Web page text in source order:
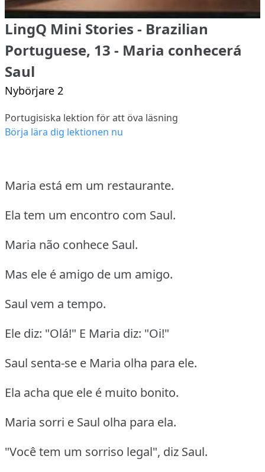
LingQ Mini Stories - Brazilian
Portuguese, 13 - Maria conhecerá
Saul
Nybörjare 2
Portugisiska lektion för att öva läsning
Börja lära dig lektionen nu
Maria está em um restaurante.
Ela tem um encontro com Saul.
Maria não conhece Saul.
Mas ele é amigo de um amigo.
Saul vem a tempo.
Ele diz: "Olá!" E Maria diz: "Oi!"
Saul senta-se e Maria olha para ele.
Ela acha que ele é muito bonito.
Maria sorri e Saul olha para ela.
"Você tem um sorriso legal", diz Saul.